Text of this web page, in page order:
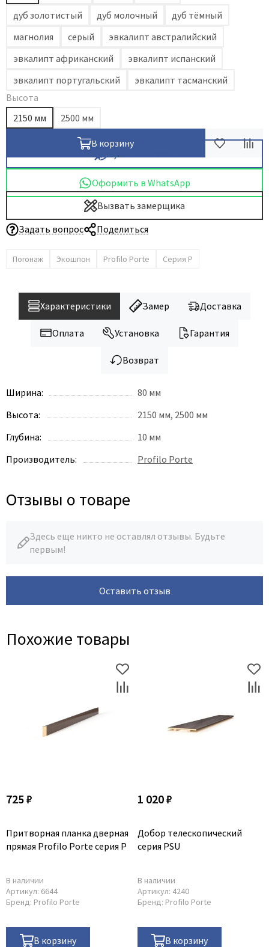
дуб золотистый
дуб молочный
дуб тёмный
магнолия
серый
эвкалипт австралийский
эвкалипт африканский
эвкалипт испанский
эвкалипт португальский
эвкалипт тасманский
Высота
2150 мм
2500 мм
В корзину
Оформить в WhatsApp
Вызвать замерщика
Задать вопрос
Поделиться
Погонаж Экошпон Profilo Porte Серия P
Характеристики Замер Доставка
Оплата Установка Гарантия
Возврат
Ширина:
80 мм
Высота:
2150 мм, 2500 мм
Глубина:
10 мм
Производитель:
Profilo Porte
Отзывы о товаре
Здесь еще никто не оставлял отзывы. Будьте
первым!
Оставить отзыв
Похожие товары
725 ₽
Притворная планка дверная
прямая Profilo Porte серия P
В наличии
Артикул: 6644
Бренд: Profilo Porte
В корзину
1 020 ₽
Добор телескопический
серия PSU
В наличии
Артикул: 4240
Бренд: Profilo Porte
В корзину